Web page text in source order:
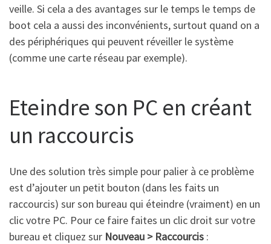
veille. Si cela a des avantages sur le temps le temps de
boot cela a aussi des inconvénients, surtout quand on a
des périphériques qui peuvent réveiller le système
(comme une carte réseau par exemple).
Eteindre son PC en créant
un raccourcis
Une des solution très simple pour palier à ce problème
est d’ajouter un petit bouton (dans les faits un
raccourcis) sur son bureau qui éteindre (vraiment) en un
clic votre PC. Pour ce faire faites un clic droit sur votre
bureau et cliquez sur Nouveau > Raccourcis :